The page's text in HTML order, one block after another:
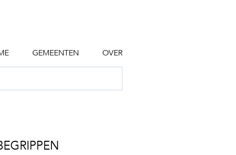
OVER
GEMEENTEN